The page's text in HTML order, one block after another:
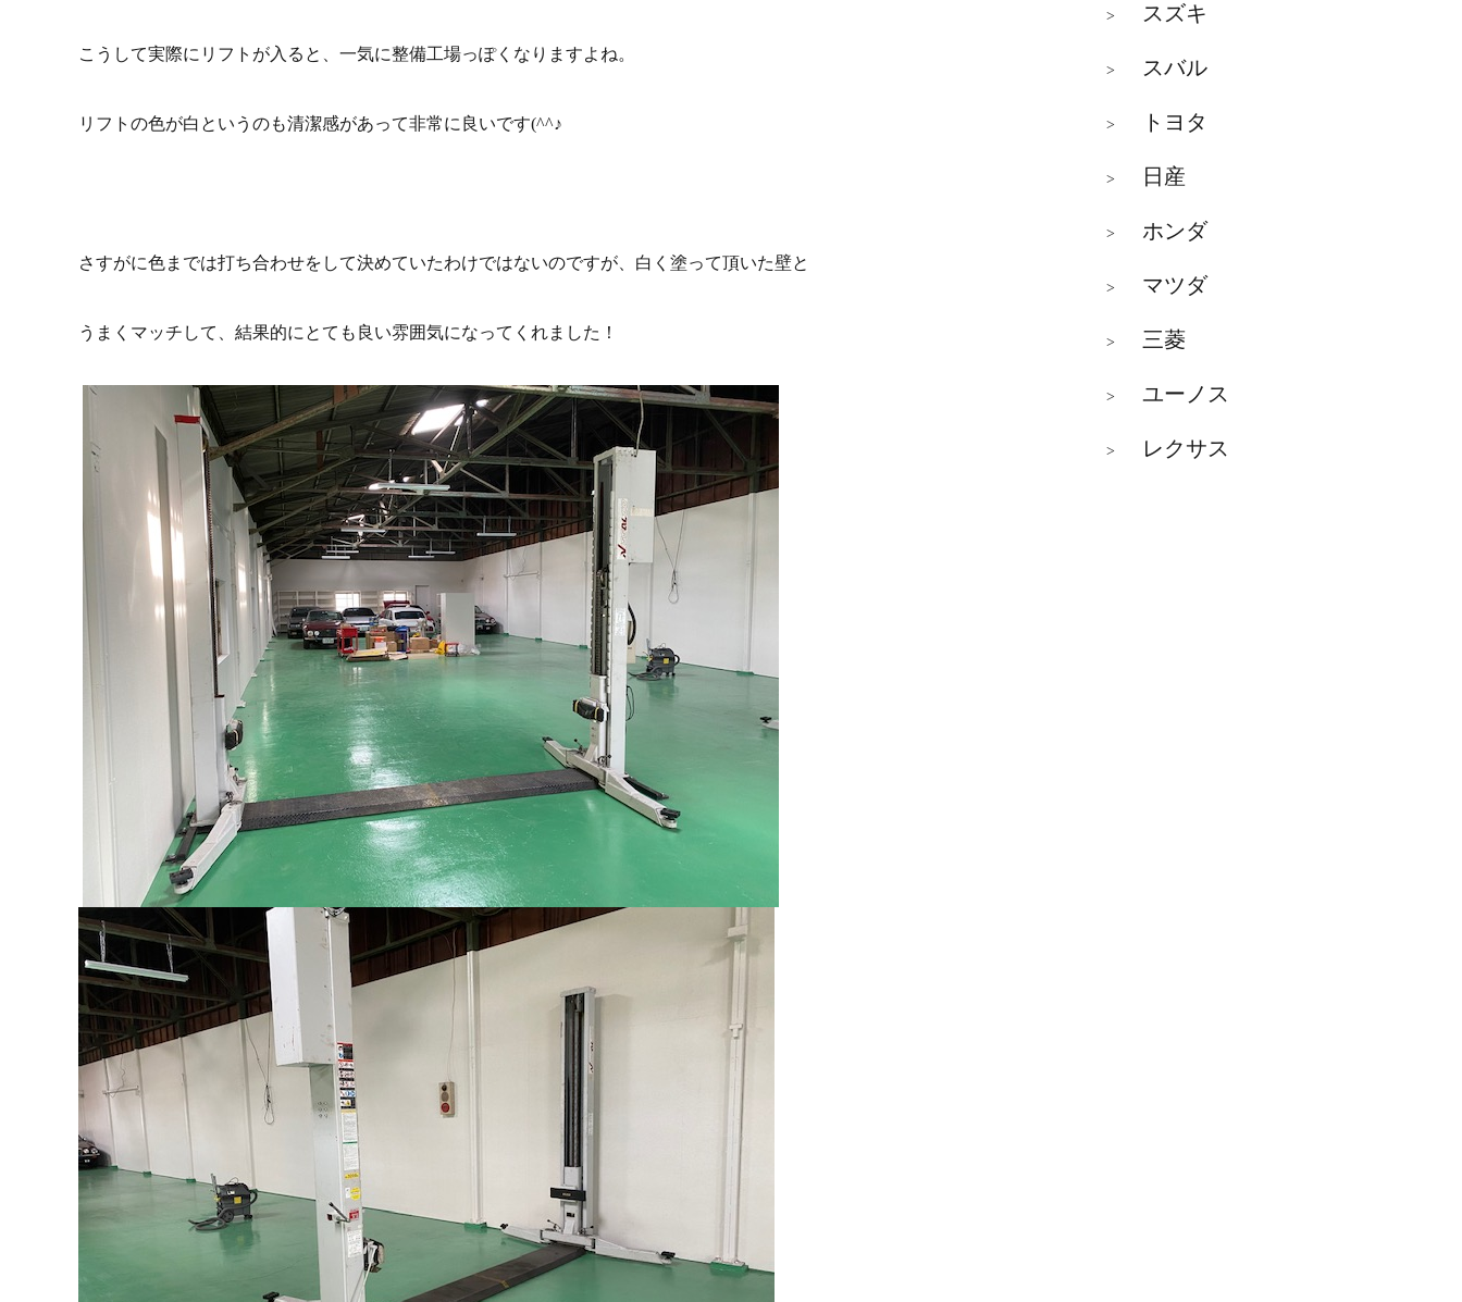
こうして実際にリフトが入ると、一気に整備工場っぽくなりますよね。
リフトの色が白というのも清潔感があって非常に良いです(^^♪
さすがに色までは打ち合わせをして決めていたわけではないのですが、白く塗って頂いた壁と
うまくマッチして、結果的にとても良い雰囲気になってくれました！
> スズキ
> スバル
> トヨタ
> 日産
> ホンダ
> マツダ
> 三菱
> ユーノス
> レクサス